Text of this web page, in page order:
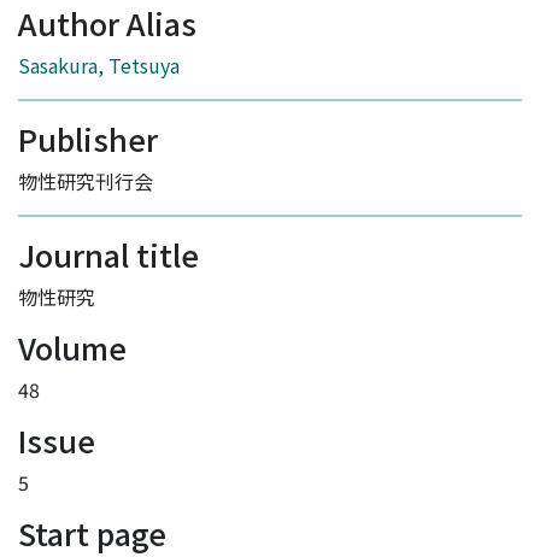
Author Alias
Sasakura, Tetsuya
Publisher
物性研究刊行会
Journal title
物性研究
Volume
48
Issue
5
Start page